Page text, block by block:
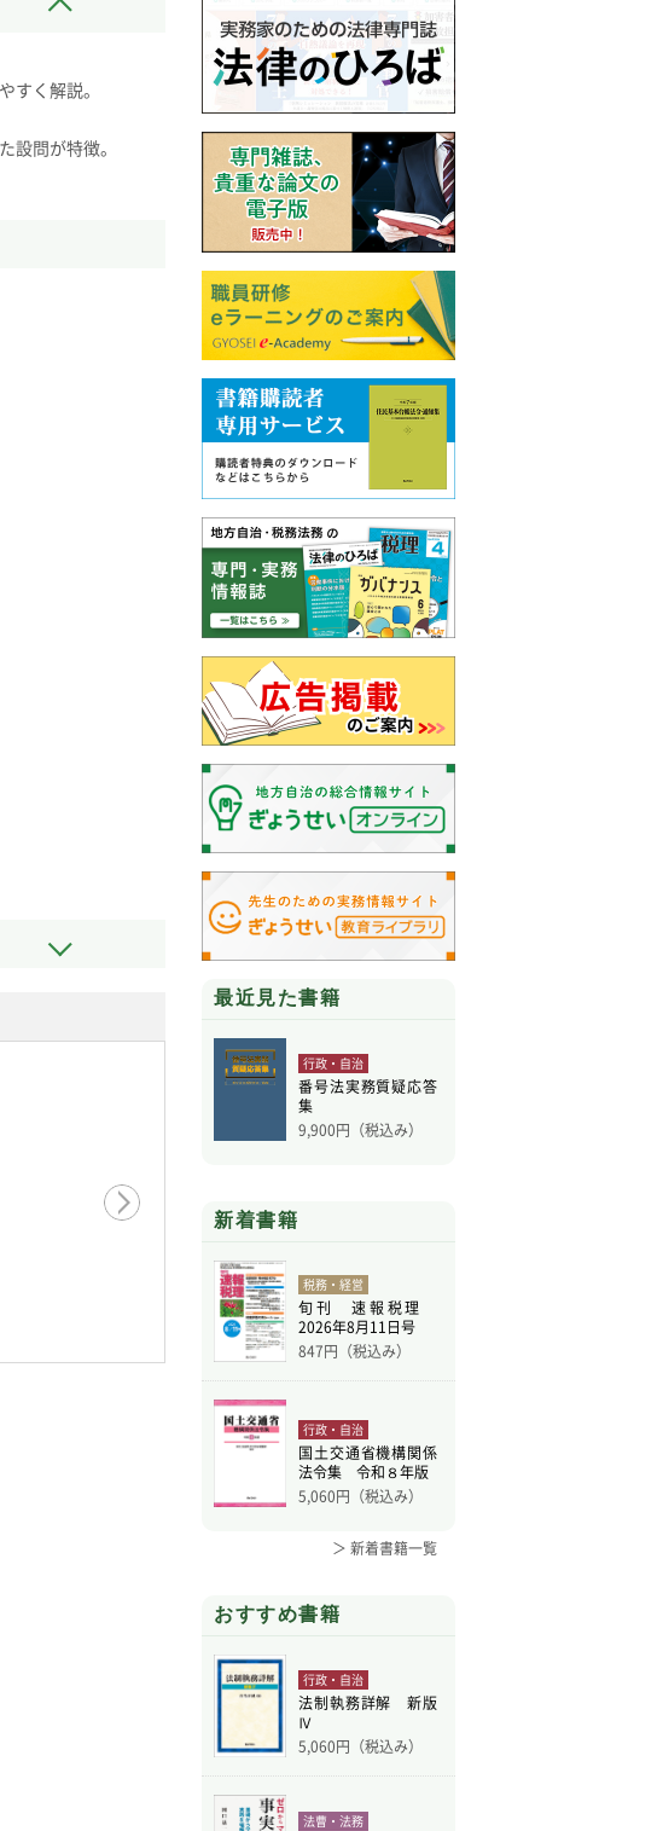
く解説。
問が特徴。
最近見た書籍
行政・自治
番号法実務質疑応答
集
9,900円（税込み）
新着書籍
税務・経営
旬刊 速報税理
2026年8月11日号
847円（税込み）
行政・自治
国土交通省機構関係
法令集 令和８年版
5,060円（税込み）
＞ 新着書籍一覧
おすすめ書籍
行政・自治
法制執務詳解 新版
Ⅳ
5,060円（税込み）
法曹・法務